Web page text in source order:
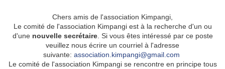
Chers amis de l'association Kimpangi,
Le comité de l'association Kimpangi est à la recherche d'un ou
d'une nouvelle secrétaire. Si vous êtes intéressé par ce poste
veuillez nous écrire un courriel à l'adresse
suivante: association.kimpangi@gmail.com
Le comité de l'association Kimpangi se rencontre en principe tous